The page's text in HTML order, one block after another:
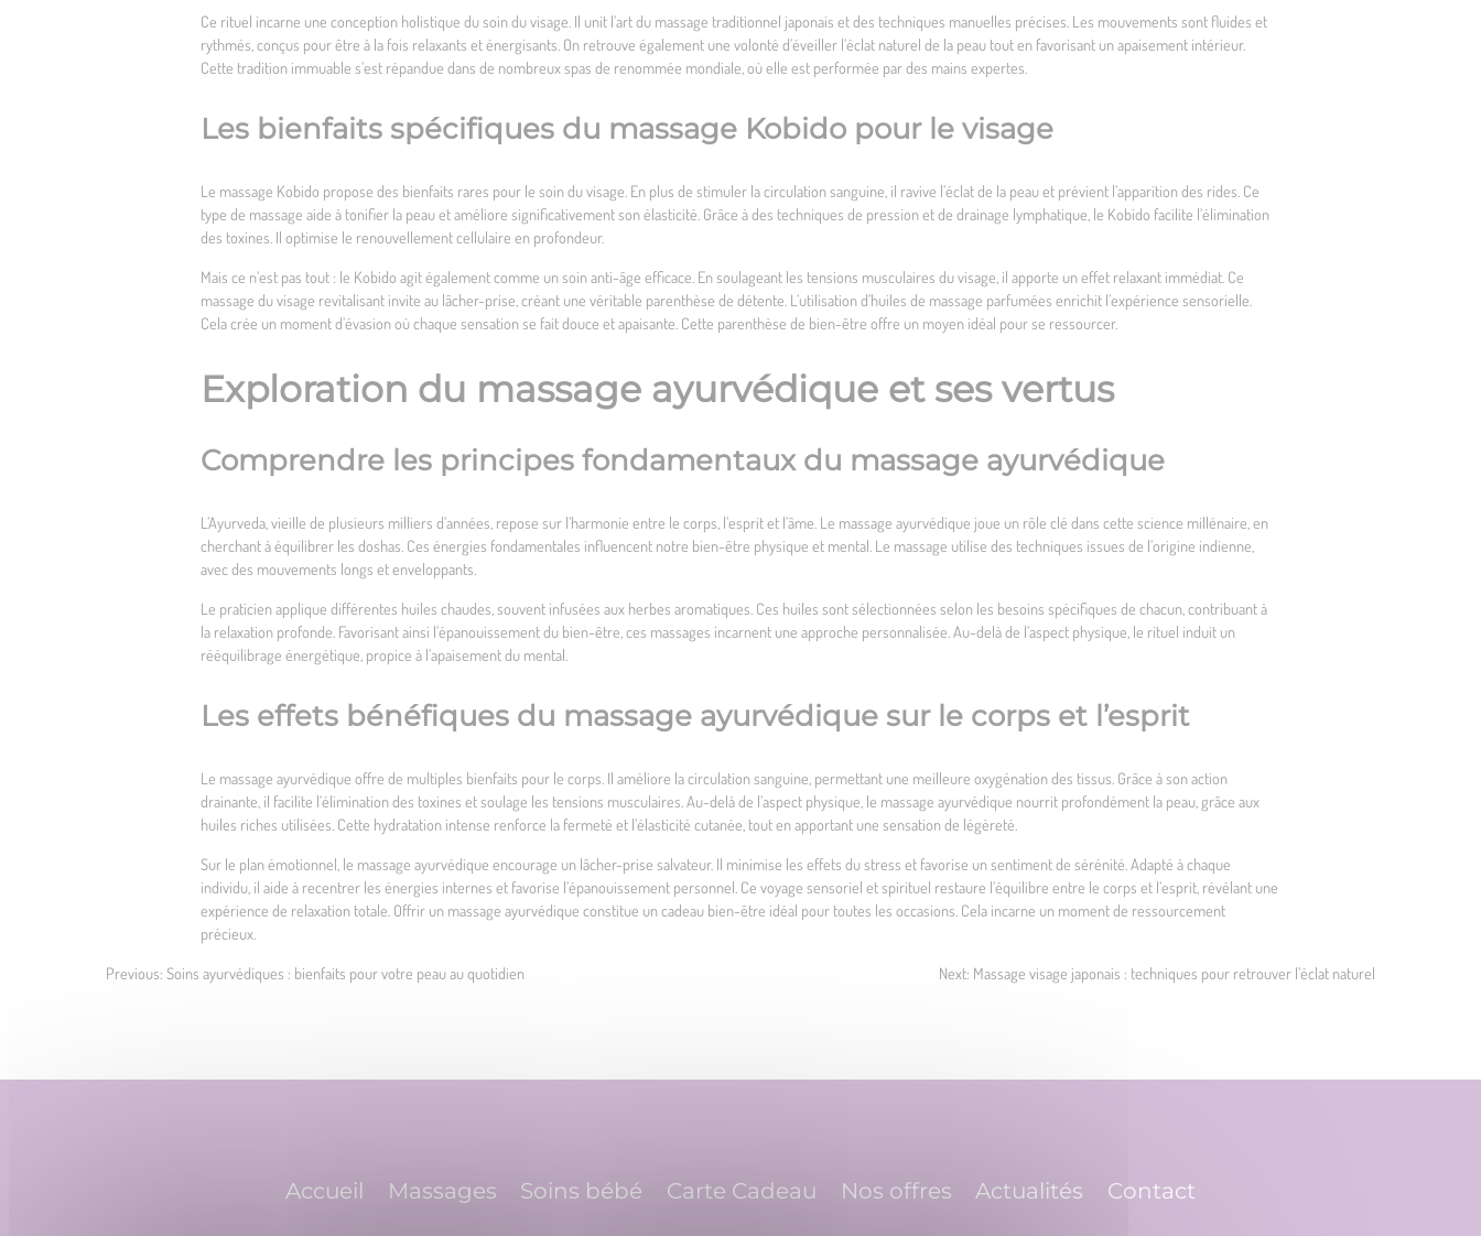
Ce rituel incarne une conception holistique du soin du visage. Il unit l’art du massage traditionnel japonais et des techniques manuelles précises. Les mouvements sont fluides et
rythmés, conçus pour être à la fois relaxants et énergisants. On retrouve également une volonté d’éveiller l’éclat naturel de la peau tout en favorisant un apaisement intérieur.
Cette tradition immuable s’est répandue dans de nombreux spas de renommée mondiale, où elle est performée par des mains expertes.
Les bienfaits spécifiques du massage Kobido pour le visage
Le massage Kobido propose des bienfaits rares pour le soin du visage. En plus de stimuler la circulation sanguine, il ravive l’éclat de la peau et prévient l’apparition des rides. Ce
type de massage aide à tonifier la peau et améliore significativement son élasticité. Grâce à des techniques de pression et de drainage lymphatique, le Kobido facilite l’élimination
des toxines. Il optimise le renouvellement cellulaire en profondeur.
Mais ce n’est pas tout : le Kobido agit également comme un soin anti-âge efficace. En soulageant les tensions musculaires du visage, il apporte un effet relaxant immédiat. Ce
massage du visage revitalisant invite au lâcher-prise, créant une véritable parenthèse de détente. L’utilisation d’huiles de massage parfumées enrichit l’expérience sensorielle.
Cela crée un moment d’évasion où chaque sensation se fait douce et apaisante. Cette parenthèse de bien-être offre un moyen idéal pour se ressourcer.
Exploration du massage ayurvédique et ses vertus
Comprendre les principes fondamentaux du massage ayurvédique
L’Ayurveda, vieille de plusieurs milliers d’années, repose sur l’harmonie entre le corps, l’esprit et l’âme. Le massage ayurvédique joue un rôle clé dans cette science millénaire, en
cherchant à équilibrer les doshas. Ces énergies fondamentales influencent notre bien-être physique et mental. Le massage utilise des techniques issues de l’origine indienne,
avec des mouvements longs et enveloppants.
Le praticien applique différentes huiles chaudes, souvent infusées aux herbes aromatiques. Ces huiles sont sélectionnées selon les besoins spécifiques de chacun, contribuant à
la relaxation profonde. Favorisant ainsi l’épanouissement du bien-être, ces massages incarnent une approche personnalisée. Au-delà de l’aspect physique, le rituel induit un
rééquilibrage énergétique, propice à l’apaisement du mental.
Les effets bénéfiques du massage ayurvédique sur le corps et l’esprit
Le massage ayurvédique offre de multiples bienfaits pour le corps. Il améliore la circulation sanguine, permettant une meilleure oxygénation des tissus. Grâce à son action
drainante, il facilite l’élimination des toxines et soulage les tensions musculaires. Au-delà de l’aspect physique, le massage ayurvédique nourrit profondément la peau, grâce aux
huiles riches utilisées. Cette hydratation intense renforce la fermeté et l’élasticité cutanée, tout en apportant une sensation de légèreté.
Sur le plan émotionnel, le massage ayurvédique encourage un lâcher-prise salvateur. Il minimise les effets du stress et favorise un sentiment de sérénité. Adapté à chaque
individu, il aide à recentrer les énergies internes et favorise l’épanouissement personnel. Ce voyage sensoriel et spirituel restaure l’équilibre entre le corps et l’esprit, révélant une
expérience de relaxation totale. Offrir un massage ayurvédique constitue un cadeau bien-être idéal pour toutes les occasions. Cela incarne un moment de ressourcement
précieux.
Previous: Soins ayurvédiques : bienfaits pour votre peau au quotidien Next: Massage visage japonais : techniques pour retrouver l’éclat naturel
Accueil Massages Soins bébé Carte Cadeau Nos offres Actualités Contact